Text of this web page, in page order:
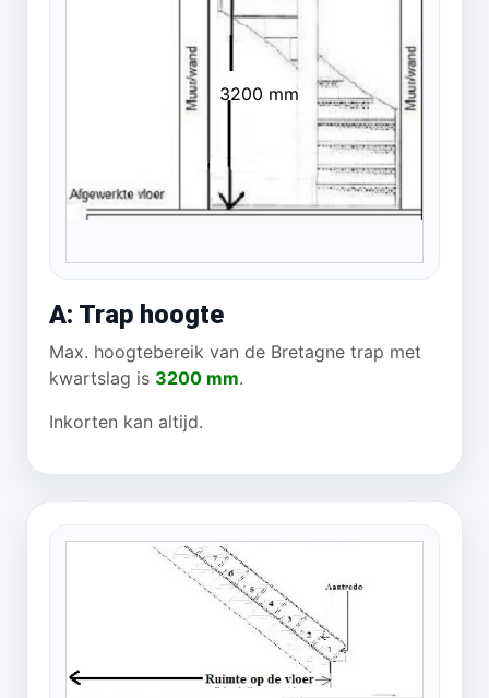
3200 mm
A: Trap hoogte
Max. hoogtebereik van de Bretagne trap met
kwartslag is 3200 mm.
Inkorten kan altijd.